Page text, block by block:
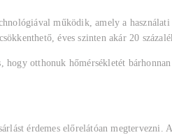
működik, amely a használati
éves szinten akár 20
otthonuk hőmérsékletét bárhonnan
érdemes előrelátóan megtervezni.